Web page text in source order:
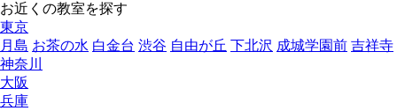
お近くの教室を探す
東京
月島 お茶の水 白金台 渋谷 自由が丘 下北沢 成城学園前 吉祥寺
神奈川
大阪
兵庫